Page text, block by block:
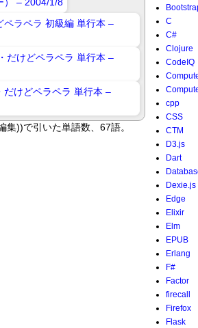
集))で引いた単語数、67語。
C
C#
Clojure
CodeIQ
cpp
CSS
CTM
D3.js
Dart
Dexie.js
Edge
Elixir
Elm
EPUB
Erlang
F#
Factor
firecall
Firefox
Flask